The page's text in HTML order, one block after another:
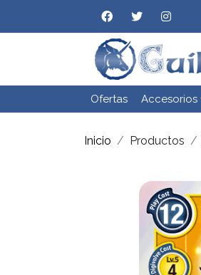
Ofertas Accesorios
Inicio Productos